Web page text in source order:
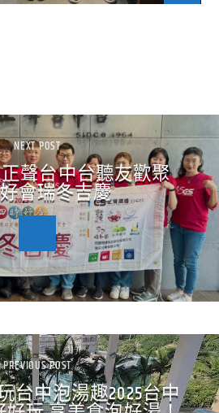
NEXT POST
聲台中台聽友歡聚
會瑞冬吉慶
PREVIOUS POST
台中泡湯趣2025台中